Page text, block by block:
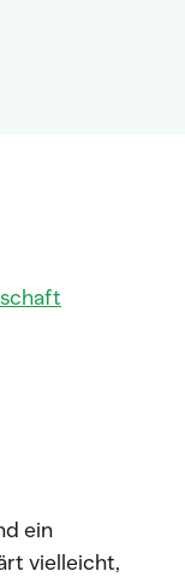
ein
vielleicht,